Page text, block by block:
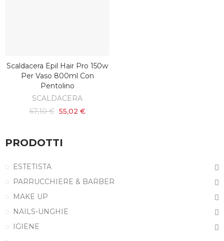
AGGIUNGI AL CARRELLO
Scaldacera Epil Hair Pro 150w
Per Vaso 800ml Con
Pentolino
SCALDACERA
67,10 € 55,02 €
PRODOTTI
ESTETISTA
PARRUCCHIERE & BARBER
MAKE UP
NAILS-UNGHIE
IGIENE